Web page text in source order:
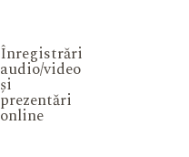
Înregistrări
audio/video
și
prezentări
online